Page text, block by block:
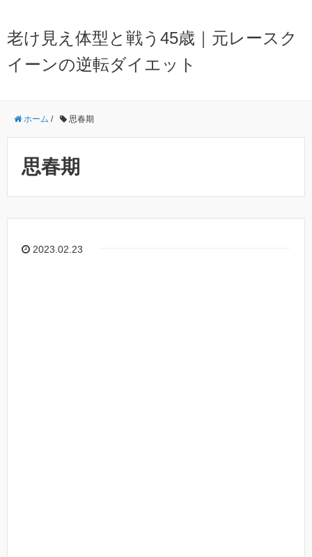
老け見え体型と戦う45歳｜元レースク
イーンの逆転ダイエット
ホーム / 思春期
思春期
2023.02.23